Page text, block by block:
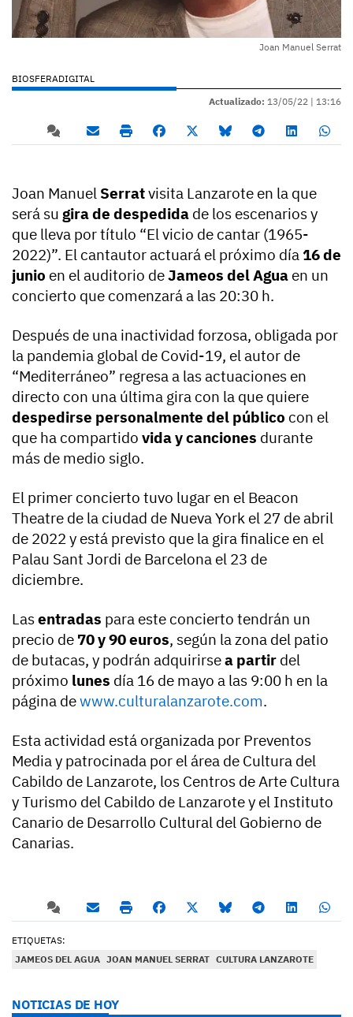
Joan Manuel Serrat
BIOSFERADIGITAL
Actualizado: 13/05/22 | 13:16
Joan Manuel Serratvisita Lanzarote en la que
será su gira de despedida de los escenarios y
que lleva por título “El vicio de cantar (1965-
2022)”. El cantautor actuará el próximo día 16 de
junio en el auditorio deJameos del Agua en un
concierto que comenzará a las 20:30 h.
Después de una inactividad forzosa, obligada por
la pandemia global de Covid-19, el autor de
“Mediterráneo” regresa a las actuaciones en
directo con una última gira con la que quiere
despedirse personalmente del público con el
que ha compartido vida y canciones durante
más de medio siglo.
El primer concierto tuvo lugar en el Beacon
Theatre de la ciudad de Nueva York el 27 de abril
de 2022 y está previsto que la gira finalice en el
Palau Sant Jordi de Barcelona el 23 de
diciembre.
Lasentradas para este concierto tendrán un
precio de 70 y 90 euros, según la zona del patio
de butacas, y podrán adquirirsea partir del
próximo lunes día 16 de mayo a las 9:00 h en la
página dewww.culturalanzarote.com.
Esta actividad está organizada por Preventos
Media y patrocinada por el área de Cultura del
Cabildo de Lanzarote, los Centros de Arte Cultura
y Turismo del Cabildo de Lanzarote y el Instituto
Canario de Desarrollo Cultural del Gobierno de
Canarias.
ETIQUETAS:
JAMEOS DEL AGUA JOAN MANUEL SERRAT CULTURA LANZAROTE
NOTICIAS DE HOY